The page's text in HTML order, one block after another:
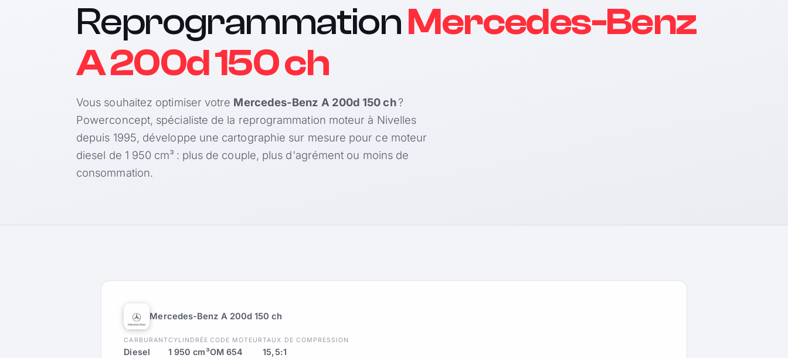
228 Nm
ReprogrammationMercedes-Benz
A 200d 150 ch
Vous souhaitez optimiser votre Mercedes-Benz A 200d 150 ch?
Powerconcept, spécialiste de la reprogrammation moteur à Nivelles
depuis 1995, développe une cartographie sur mesure pour ce moteur
diesel de 1 950 cm³ : plus de couple, plus d'agrément ou moins de
consommation.
Mercedes-Benz A 200d 150 ch
CARBURANT
Diesel
CYLINDRÉE
1 950 cm³
CODE MOTEUR
OM 654
TAUX DE COMPRESSION
15,5:1